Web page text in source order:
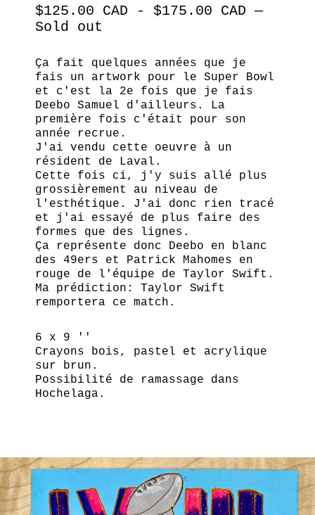
$125.00 CAD - $175.00 CAD —
Sold out
Ça fait quelques années que je
fais un artwork pour le Super Bowl
et c'est la 2e fois que je fais
Deebo Samuel d'ailleurs. La
première fois c'était pour son
année recrue.
J'ai vendu cette oeuvre à un
résident de Laval.
Cette fois ci, j'y suis allé plus
grossièrement au niveau de
l'esthétique. J'ai donc rien tracé
et j'ai essayé de plus faire des
formes que des lignes.
Ça représente donc Deebo en blanc
des 49ers et Patrick Mahomes en
rouge de l'équipe de Taylor Swift.
Ma prédiction: Taylor Swift
remportera ce match.
6 x 9 ''
Crayons bois, pastel et acrylique
sur brun.
Possibilité de ramassage dans
Hochelaga.